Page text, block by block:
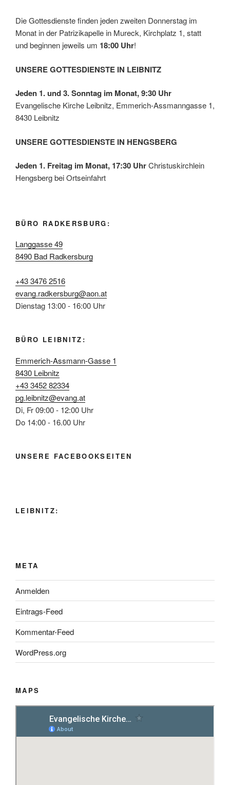
Die Gottesdienste finden jeden zweiten Donnerstag im
Monat in der Patrizikapelle in Mureck, Kirchplatz 1, statt
und beginnen jeweils um 18:00 Uhr!
UNSERE GOTTESDIENSTE IN LEIBNITZ
Jeden 1. und 3. Sonntag im Monat, 9:30 Uhr
Evangelische Kirche Leibnitz, Emmerich-Assmanngasse 1,
8430 Leibnitz
UNSERE GOTTESDIENSTE IN HENGSBERG
Jeden 1. Freitag im Monat, 17:30 UhrChristuskirchlein
Hengsberg bei Ortseinfahrt
BÜRO RADKERSBURG:
Langgasse 49
8490 Bad Radkersburg
+43 3476 2516
evang.radkersburg@aon.at
Dienstag 13:00 - 16:00 Uhr
BÜRO LEIBNITZ:
Emmerich-Assmann-Gasse 1
8430 Leibnitz
+43 3452 82334
pg.leibnitz@evang.at
Di, Fr 09:00 - 12:00 Uhr
Do 14:00 - 16.00 Uhr
UNSERE FACEBOOKSEITEN
LEIBNITZ:
META
Anmelden
Eintrags-Feed
Kommentar-Feed
WordPress.org
MAPS